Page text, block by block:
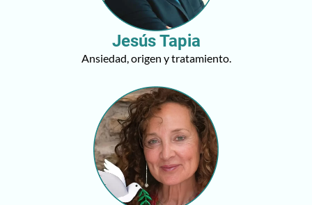
Jesús Tapia
Ansiedad, origen y tratamiento.